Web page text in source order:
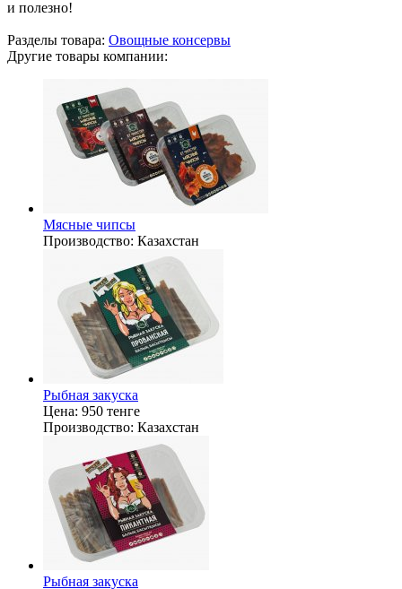
и полезно!
Разделы товара: Овощные консервы
Другие товары компании:
Мясные чипсы
Производство: Казахстан
Рыбная закуска
Цена: 950 тенге
Производство: Казахстан
Рыбная закуска